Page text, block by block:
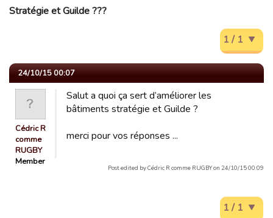
Stratégie et Guilde ???
1 / 1
24/10/15 00:07
Cédric R
comme
RUGBY
Member
Salut a quoi ça sert d’améliorer les
bâtiments stratégie et Guilde ?
merci pour vos réponses ...
Post edited by Cédric R comme RUGBY on 24/10/15 00:09
1 / 1